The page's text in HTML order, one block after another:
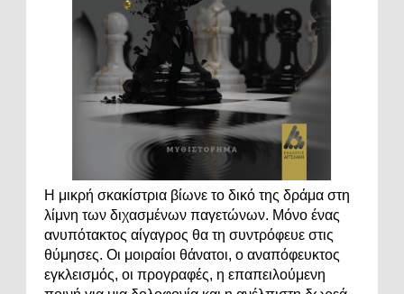
Η μικρή σκακίστρια βίωνε το δικό της δράμα στη
λίμνη των διχασμένων παγετώνων. Μόνο ένας
ανυπότακτος αίγαγρος θα τη συντρόφευε στις
θύμησες. Οι μοιραίοι θάνατοι, ο αναπόφευκτος
εγκλεισμός, οι προγραφές, η επαπειλούμενη